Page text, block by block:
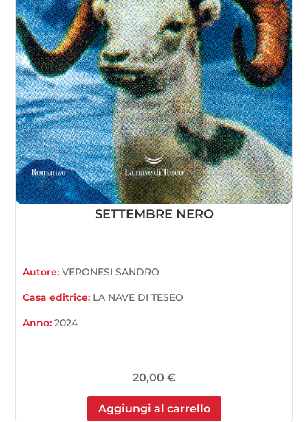
SETTEMBRE NERO
Autore:VERONESI SANDRO
Casa editrice: LA NAVE DI TESEO
Anno:2024
20,00 €
Aggiungi al carrello